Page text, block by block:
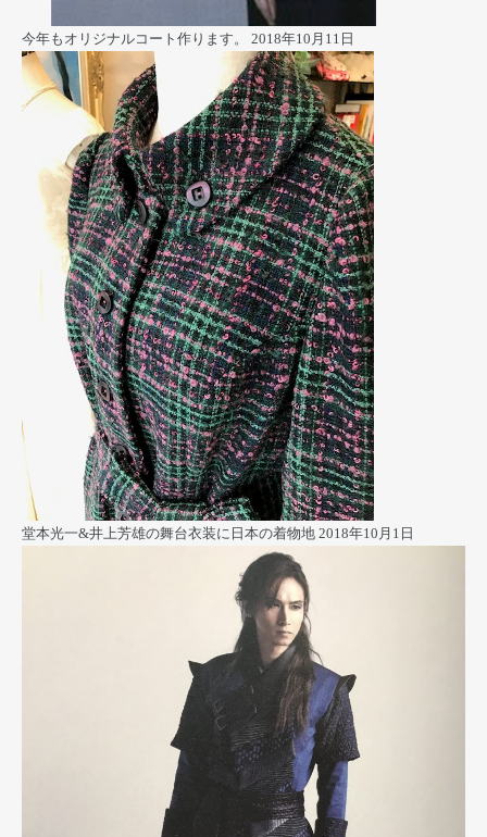
今年もオリジナルコート作ります。 2018年10月11日
堂本光一&井上芳雄の舞台衣装に日本の着物地 2018年10月1日